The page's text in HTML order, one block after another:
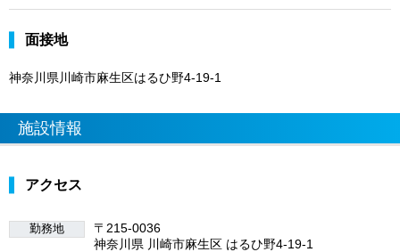
面接地
神奈川県川崎市麻生区はるひ野4-19-1
施設情報
アクセス
勤務地
〒215-0036
神奈川県 川崎市麻生区 はるひ野4-19-1